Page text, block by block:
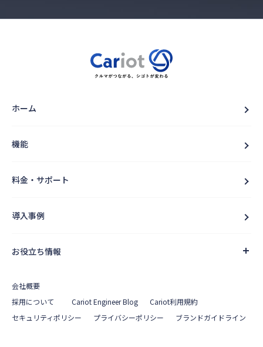
ホーム
機能
料金・サポート
導入事例
お役立ち情報
会社概要
採用について
Cariot Engineer Blog
Cariot利用規約
セキュリティポリシー
プライバシーポリシー ブランドガイドライン